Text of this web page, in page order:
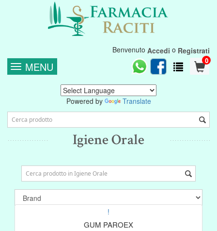
Benvenuto Accedi o Registrati
0
MENU
Powered by Translate
Igiene Orale
!
GUM PAROEX